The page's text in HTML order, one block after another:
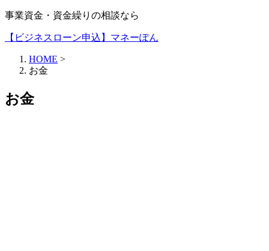
事業資金・資金繰りの相談なら
【ビジネスローン申込】マネーぽん
HOME >
お金
お金